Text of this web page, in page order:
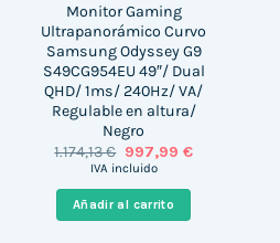
Monitor Gaming
Ultrapanorámico Curvo
Samsung Odyssey G9
S49CG954EU 49″/ Dual
QHD/ 1ms/ 240Hz/ VA/
Regulable en altura/
Negro
1.174,13€ El
precio
era:
1.174,13 €.
997,99 €El
IVA incluido
Añadir al carrito